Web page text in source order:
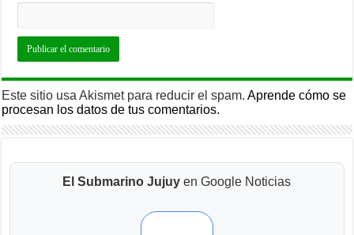
Este sitio usa Akismet para reducir el spam.Aprende cómo se
procesan los datos de tus comentarios.
El Submarino Jujuy en Google Noticias